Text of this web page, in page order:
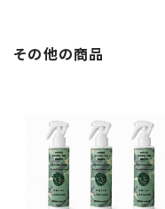
その他の商品